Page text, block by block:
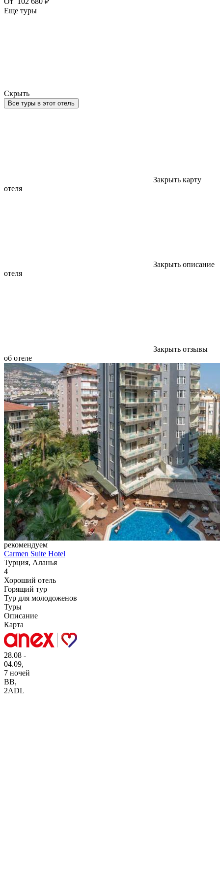
Еще туры
Скрыть
Все туры в этот отель
Закрыть карту
отеля
Закрыть описание
отеля
Закрыть отзывы
об отеле
рекомендуем
Carmen Suite Hotel
Турция, Аланья
4
Хороший отель
Горящий тур
Тур для молодоженов
Туры
Описание
Карта
28.08 -
04.09,
7 ночей
BB,
2ADL